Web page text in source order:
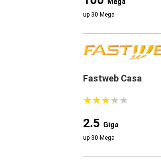
up 30 Mega
Fastweb Casa
★★★★★
★★★★★
2.5 Giga
up 30 Mega